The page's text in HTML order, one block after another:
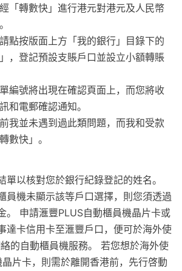
「轉數快」進行港元對港元及人民幣
點按版面上方「我的銀行」目錄下的
」，登記預設支賬戶口並設立小額轉賬
編號將出現在確認頁面上，而您將收
和電郵確認通知。
前我並未遇到過此類問題，而我和受款
數快」。
單以核對您於銀行紀錄登記的姓名。
員機未顯示該等戶口選擇，則您須透過
。 申請滙豐PLUS自動櫃員機晶片卡或
達卡信用卡至滙豐戶口，便可於海外使
的自動櫃員機服務。 若您想於海外使
片卡，則需於離開香港前，先行啓動